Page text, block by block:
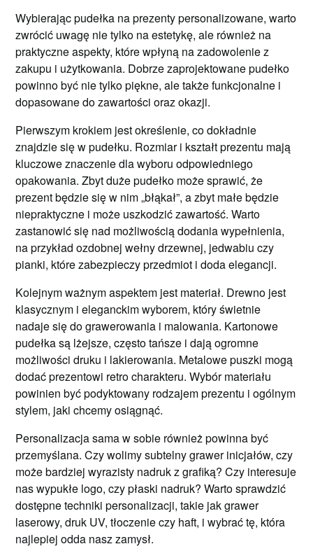
Wybierając pudełka na prezenty personalizowane, warto
zwrócić uwagę nie tylko na estetykę, ale również na
praktyczne aspekty, które wpłyną na zadowolenie z
zakupu i użytkowania. Dobrze zaprojektowane pudełko
powinno być nie tylko piękne, ale także funkcjonalne i
dopasowane do zawartości oraz okazji.
Pierwszym krokiem jest określenie, co dokładnie
znajdzie się w pudełku. Rozmiar i kształt prezentu mają
kluczowe znaczenie dla wyboru odpowiedniego
opakowania. Zbyt duże pudełko może sprawić, że
prezent będzie się w nim „błąkał”, a zbyt małe będzie
niepraktyczne i może uszkodzić zawartość. Warto
zastanowić się nad możliwością dodania wypełnienia,
na przykład ozdobnej wełny drzewnej, jedwabiu czy
pianki, które zabezpieczy przedmiot i doda elegancji.
Kolejnym ważnym aspektem jest materiał. Drewno jest
klasycznym i eleganckim wyborem, który świetnie
nadaje się do grawerowania i malowania. Kartonowe
pudełka są lżejsze, często tańsze i dają ogromne
możliwości druku i lakierowania. Metalowe puszki mogą
dodać prezentowi retro charakteru. Wybór materiału
powinien być podyktowany rodzajem prezentu i ogólnym
stylem, jaki chcemy osiągnąć.
Personalizacja sama w sobie również powinna być
przemyślana. Czy wolimy subtelny grawer inicjałów, czy
może bardziej wyrazisty nadruk z grafiką? Czy interesuje
nas wypukłe logo, czy płaski nadruk? Warto sprawdzić
dostępne techniki personalizacji, takie jak grawer
laserowy, druk UV, tłoczenie czy haft, i wybrać tę, która
najlepiej odda nasz zamysł.